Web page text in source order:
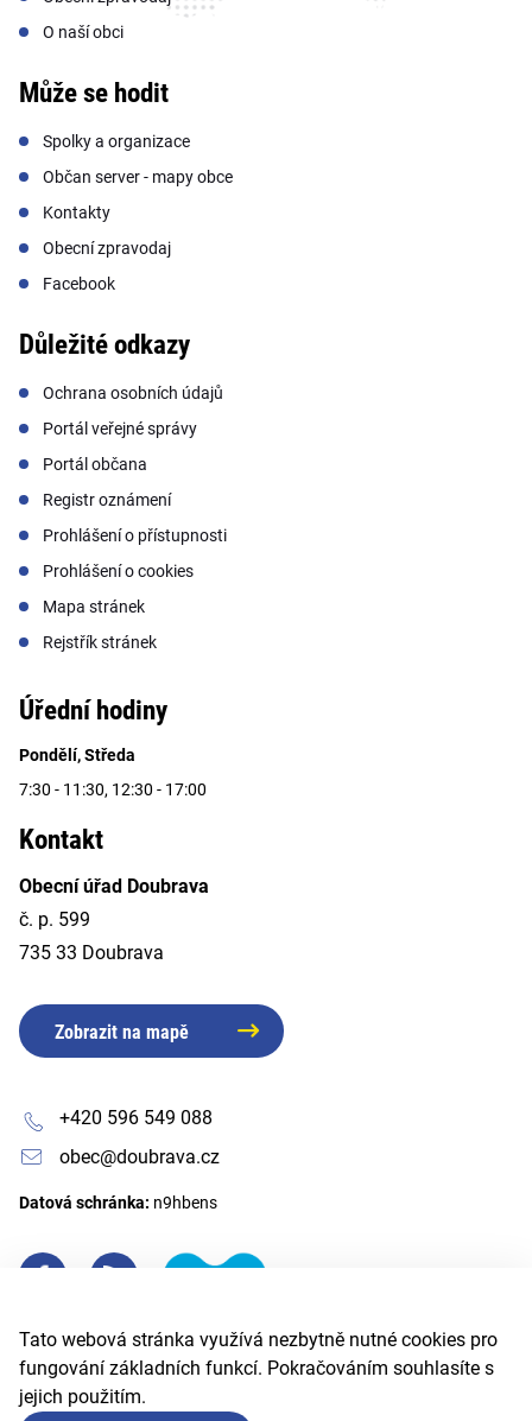
Tato webová stránka využívá nezbytně nutné cookies pro
fungování základních funkcí. Pokračováním souhlasíte s
jejich použitím.
O naší obci
Může se hodit
Spolky a organizace
Občan server - mapy obce
Kontakty
Obecní zpravodaj
Facebook
Důležité odkazy
Ochrana osobních údajů
Portál veřejné správy
Portál občana
Registr oznámení
Prohlášení o přístupnosti
Prohlášení o cookies
Mapa stránek
Rejstřík stránek
Úřední hodiny
Pondělí, Středa
7:30 - 11:30, 12:30 - 17:00
Kontakt
Obecní úřad Doubrava
č. p. 599
735 33 Doubrava
Zobrazit na mapě
+420 596 549 088
obec@doubrava.cz
Datová schránka: n9hbens